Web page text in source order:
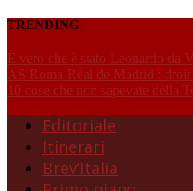
TRENDING:
È vero che è stato Leonardo da
AS Roma-Réal de Madrid : droit
10 cose che non sapevate della
Editoriale
Itinerari
Brev’Italia